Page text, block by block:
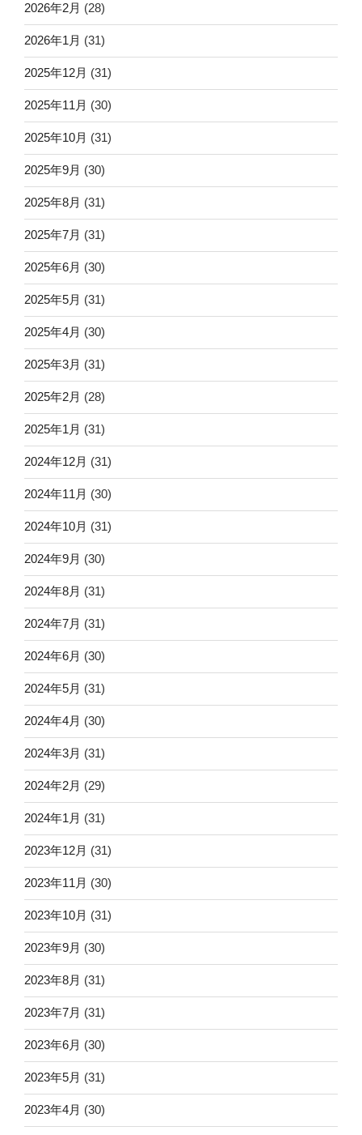
2026年2月 (28)
2026年1月 (31)
2025年12月 (31)
2025年11月 (30)
2025年10月 (31)
2025年9月 (30)
2025年8月 (31)
2025年7月 (31)
2025年6月 (30)
2025年5月 (31)
2025年4月 (30)
2025年3月 (31)
2025年2月 (28)
2025年1月 (31)
2024年12月 (31)
2024年11月 (30)
2024年10月 (31)
2024年9月 (30)
2024年8月 (31)
2024年7月 (31)
2024年6月 (30)
2024年5月 (31)
2024年4月 (30)
2024年3月 (31)
2024年2月 (29)
2024年1月 (31)
2023年12月 (31)
2023年11月 (30)
2023年10月 (31)
2023年9月 (30)
2023年8月 (31)
2023年7月 (31)
2023年6月 (30)
2023年5月 (31)
2023年4月 (30)